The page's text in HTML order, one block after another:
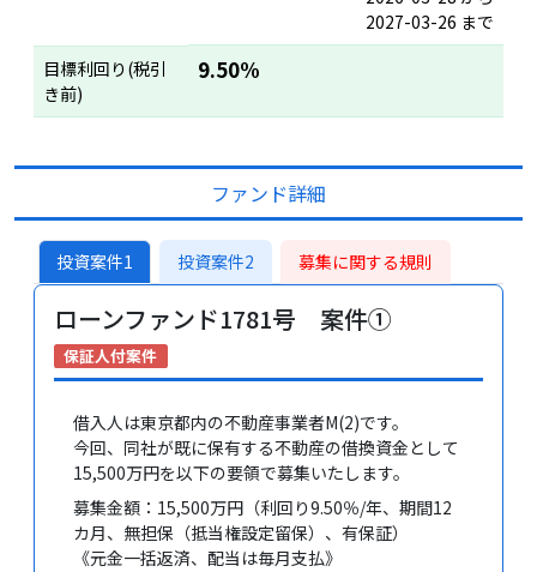
2027-03-26 まで
目標利回り(税引
き前)
9.50%
ファンド詳細
投資案件1 投資案件2 募集に関する規則
ローンファンド1781号 案件①
保証人付案件
借入人は東京都内の不動産事業者M(2)です。
今回、同社が既に保有する不動産の借換資金として
15,500万円を以下の要領で募集いたします。
募集金額：15,500万円（利回り9.50％/年、期間12
カ月、無担保（抵当権設定留保）、有保証）
《元金一括返済、配当は毎月支払》